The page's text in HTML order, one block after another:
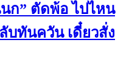
ก” ตัดพ้อ ไปไหน
บทันควัน เดี๋ยวสั่ง